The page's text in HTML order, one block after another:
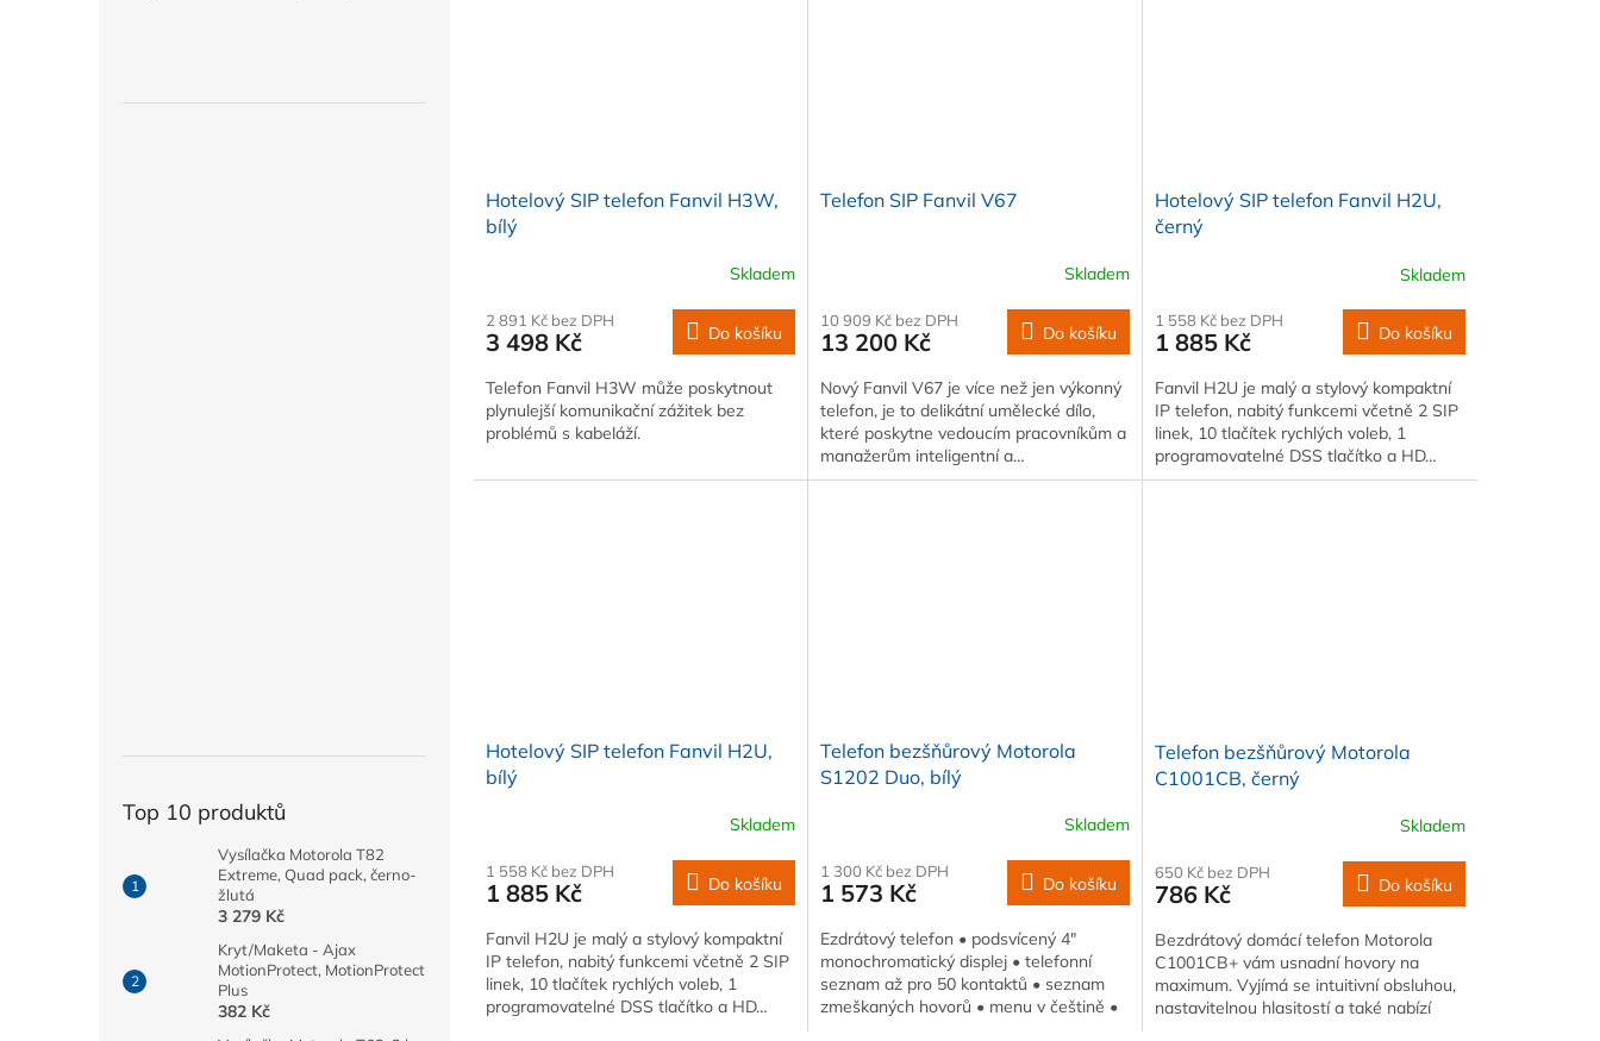
Top 10 produktů
Vysílačka Motorola T82
Extreme, Quad pack, černo-
žlutá
3 279 Kč
Kryt/Maketa - Ajax
MotionProtect, MotionProtect
Plus
382 Kč
Hotelový SIP telefon Fanvil H3W,
bílý
Skladem
2 891 Kč bez DPH
3 498 Kč Do košíku
Telefon Fanvil H3W může poskytnout
plynulejší komunikační zážitek bez
problémů s kabeláží.
Telefon SIP Fanvil V67
Skladem
10 909 Kč bez DPH
13 200 Kč Do košíku
Nový Fanvil V67 je více než jen výkonný
telefon, je to delikátní umělecké dílo,
které poskytne vedoucím pracovníkům a
manažerům inteligentní a…
Hotelový SIP telefon Fanvil H2U,
černý
Skladem
1 558 Kč bez DPH
1 885 Kč Do košíku
Fanvil H2U je malý a stylový kompaktní
IP telefon, nabitý funkcemi včetně 2 SIP
linek, 10 tlačítek rychlých voleb, 1
programovatelné DSS tlačítko a HD…
Hotelový SIP telefon Fanvil H2U,
bílý
Skladem
1 558 Kč bez DPH
1 885 Kč Do košíku
Fanvil H2U je malý a stylový kompaktní
IP telefon, nabitý funkcemi včetně 2 SIP
linek, 10 tlačítek rychlých voleb, 1
programovatelné DSS tlačítko a HD…
Telefon bezšňůrový Motorola
S1202 Duo, bílý
Skladem
1 300 Kč bez DPH
1 573 Kč Do košíku
Ezdrátový telefon • podsvícený 4"
monochromatický displej • telefonní
seznam až pro 50 kontaktů • seznam
zmeškaných hovorů • menu v češtině •
Telefon bezšňůrový Motorola
C1001CB, černý
Skladem
650 Kč bez DPH
786 Kč Do košíku
Bezdrátový domácí telefon Motorola
C1001CB+ vám usnadní hovory na
maximum. Vyjímá se intuitivní obsluhou,
nastavitelnou hlasitostí a také nabízí